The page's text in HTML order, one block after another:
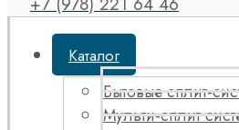
Каталог
Бытовые сплит-
Мульти-сплит